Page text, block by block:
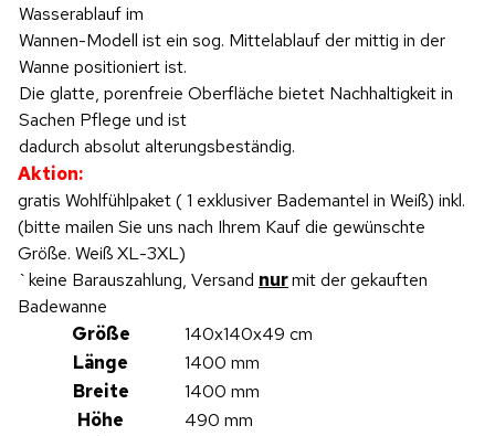
Wasserablauf im
Wannen-Modell ist ein sog. Mittelablauf der mittig in der
Wanne positioniert ist.
Die glatte, porenfreie Oberfläche bietet Nachhaltigkeit in
Sachen Pflege und ist
dadurch absolut alterungsbeständig.
Aktion:
gratis Wohlfühlpaket ( 1 exklusiver Bademantel in Weiß) inkl.
(bitte mailen Sie uns nach Ihrem Kauf die gewünschte
Größe. Weiß XL-3XL)
`keine Barauszahlung, Versand nurmit der gekauften
Badewanne
Größe
140x140x49 cm
Länge
1400 mm
Breite
1400 mm
Höhe
490 mm